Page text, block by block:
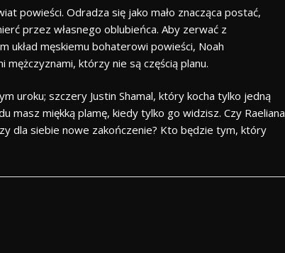
powieści. Odradza się jako mało znacząca postać,
przez własnego oblubieńca. Aby zerwać z
układ męskiemu bohaterowi powieści, Noah
którzy nie są częścią planu.
uroku; szczery Justin Shamal, który kocha tylko jedną
masz miękką plamę, kiedy tylko go widzisz. Czy Raeliana
dla siebie nowe zakończenie? Kto będzie tym, który